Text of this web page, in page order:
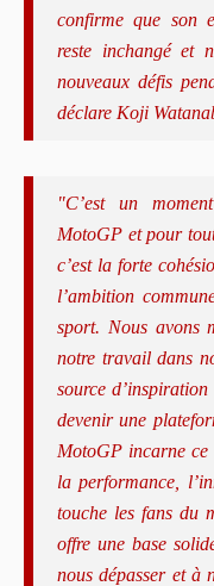
confirme que son
reste inchangé et
nouveaux défis
déclare Koji
"C’est un
MotoGP et pour
c’est la forte
l’ambition
sport. Nous avons
notre travail dans
source
devenir une
MotoGP incarne
la performance,
touche les fans du
offre une base
nous dépasser et à